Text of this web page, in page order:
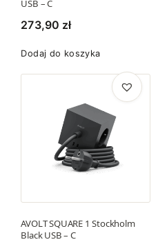
USB – C
273,90 zł
Dodaj do koszyka
AVOLT SQUARE 1 Stockholm
Black USB – C